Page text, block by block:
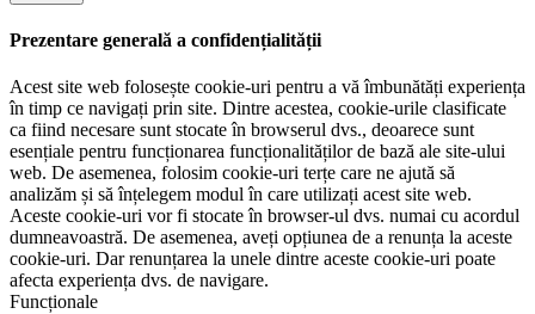
Prezentare generală a confidențialității
Acest site web folosește cookie-uri pentru a vă îmbunătăți experiența
în timp ce navigați prin site. Dintre acestea, cookie-urile clasificate
ca fiind necesare sunt stocate în browserul dvs., deoarece sunt
esențiale pentru funcționarea funcționalităților de bază ale site-ului
web. De asemenea, folosim cookie-uri terțe care ne ajută să
analizăm și să înțelegem modul în care utilizați acest site web.
Aceste cookie-uri vor fi stocate în browser-ul dvs. numai cu acordul
dumneavoastră. De asemenea, aveți opțiunea de a renunța la aceste
cookie-uri. Dar renunțarea la unele dintre aceste cookie-uri poate
afecta experiența dvs. de navigare.
Funcționale